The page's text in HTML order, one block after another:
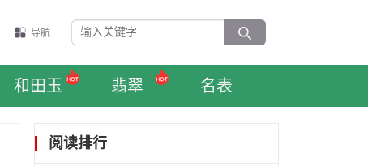
导航
和田玉 翡翠 名表
阅读排行